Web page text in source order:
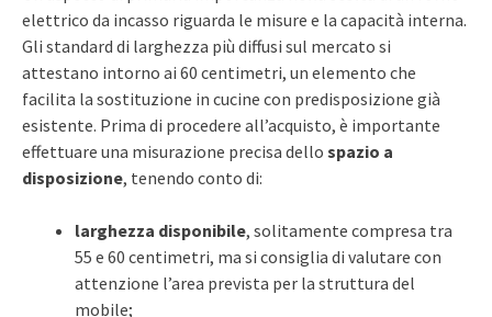
elettrico da incasso riguarda le misure e la capacità interna.
Gli standard di larghezza più diffusi sul mercato si
attestano intorno ai 60 centimetri, un elemento che
facilita la sostituzione in cucine con predisposizione già
esistente. Prima di procedere all’acquisto, è importante
effettuare una misurazione precisa dello spazio a
disposizione, tenendo conto di:
larghezza disponibile, solitamente compresa tra
55 e 60 centimetri, ma si consiglia di valutare con
attenzione l’area prevista per la struttura del
mobile;